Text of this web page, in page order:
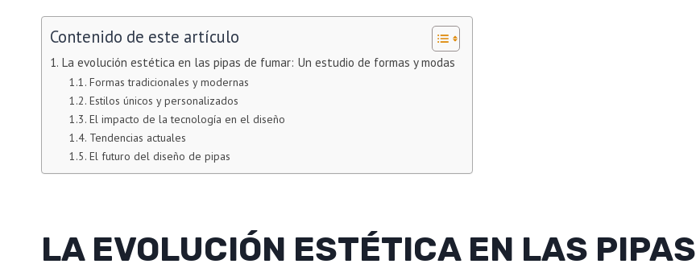
Contenido de este artículo
La evolución estética en las pipas de fumar: Un estudio de formas y modas
Formas tradicionales y modernas
Estilos únicos y personalizados
El impacto de la tecnología en el diseño
Tendencias actuales
El futuro del diseño de pipas
LA EVOLUCIÓN ESTÉTICA EN LAS PIPAS